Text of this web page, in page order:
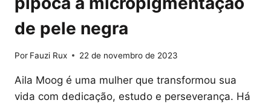
de pele negra
Por Fauzi Rux 22 de novembro de 2023
Aila Moog é uma mulher que transformou sua
vida com dedicação, estudo e perseverança. Há